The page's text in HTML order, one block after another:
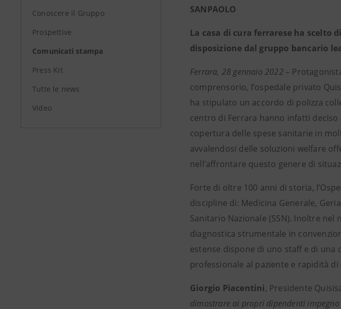
Conoscere il Gruppo
Prospettive
Comunicati stampa
Press Kit
Tutte le news
Video
SANPAOLO
La casa di cura ferrarese ha scelto
disposizione dal gruppo bancario
Ferrara, 28 gennaio 2022 –
comprensorio, l’ospedale privato
ha stipulato un accordo di polizza
centro di Ferrara hanno infatti
copertura delle spese sanitarie in
avvalendosi delle soluzioni welfare
nell’affrontare questo genere di
Forte di oltre 100 anni di storia,
discipline di: Medicina Generale,
Sanitario Nazionale (SSN). Inoltre
diagnostica strumentale in
estense dispone di uno staff e di una
professionale al paziente e rapidità
Giorgio Piacentini, Presidente
dimostrare ai propri dipendenti